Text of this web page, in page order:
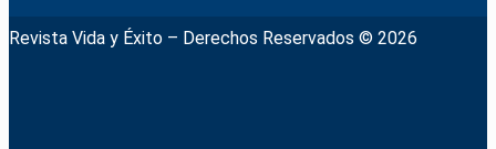
Revista Vida y Éxito – Derechos Reservados © 2026